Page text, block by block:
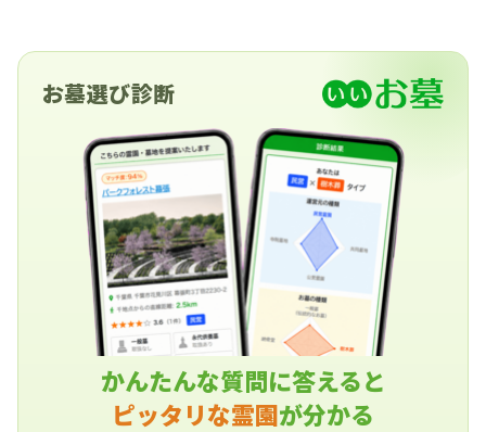
お墓選び診断
かんたんな質問に答えると
ピッタリな霊園が分かる